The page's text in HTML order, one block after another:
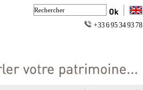
+33 6 95 34 93 78